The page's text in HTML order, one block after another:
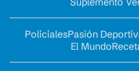
PolicialesPasión
El Mundo